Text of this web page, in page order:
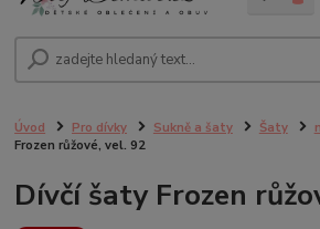
Úvod Pro dívky Sukně a šaty Šaty
Frozen růžové, vel. 92
Dívčí šaty Frozen